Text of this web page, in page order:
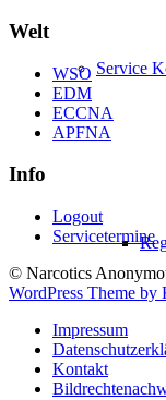
Service
Welt
WSO
EDM
ECCNA
APFNA
Info
Logout
Servicetermine
© Narcotics
WordPress Theme by
Impressum
Kontakt